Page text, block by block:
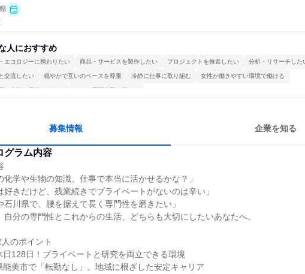
人におすすめ
エコロジーに携わりたい 商品・サービスを製作したい プロジェクトを推進したい 分析・リサーチした
交流したい 穏やかで互いのペースを尊重 冷静に仕事に取り組む 女性が働きやすい環境で働ける
じ会社に居続けられる 一つの専門分野を極める
募集情報 企業を知る
グラム内容
化学や生物の知識、仕事で本当に活かせるかな？」
好きだけど、残業続きでプライベートがないのは辛い」
石川県で、腰を据えて長く専門性を磨きたい」
自分の専門性とこれからの生活、どちらも大切にしたいあなたへ。
人のポイント
日128日！プライベートと研究を両立できる環境
能美市で「転勤なし」。地域に根ざした安定キャリア